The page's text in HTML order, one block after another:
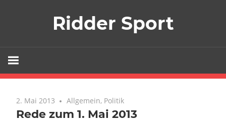
Ridder Sport
2. Mai 2013 Allgemein, Politik
Rede zum 1. Mai 2013